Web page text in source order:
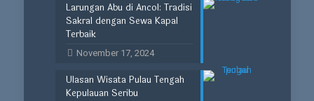
Larungan Abu di Ancol: Tradisi
Sakral dengan Sewa Kapal
Terbaik
November 17, 2024
Ulasan Wisata Pulau Tengah
Kepulauan Seribu